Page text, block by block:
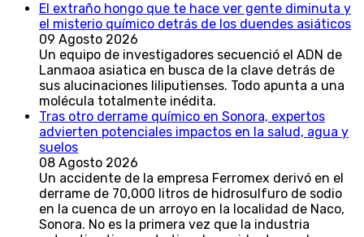
El extraño hongo que te hace ver gente diminuta y
el misterio químico detrás de los duendes asiáticos
09 Agosto 2026
Un equipo de investigadores secuenció el ADN de
Lanmaoa asiatica en busca de la clave detrás de
sus alucinaciones liliputienses. Todo apunta a una
molécula totalmente inédita.
Tras otro derrame químico en Sonora, expertos
advierten potenciales impactos en la salud, agua y
suelos
08 Agosto 2026
Un accidente de la empresa Ferromex derivó en el
derrame de 70,000 litros de hidrosulfuro de sodio
en la cuenca de un arroyo en la localidad de Naco,
Sonora. No es la primera vez que la industria